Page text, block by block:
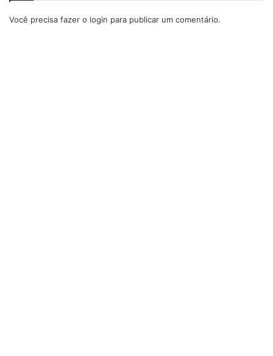
Você precisa fazer o login para publicar um comentário.